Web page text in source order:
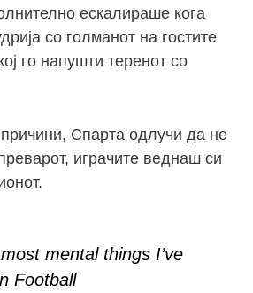
ескалираше кога
со голманот на гостите
го напушти теренот со
Спарта одлучи да не
играчите веднаш си
mental things I’ve
Football